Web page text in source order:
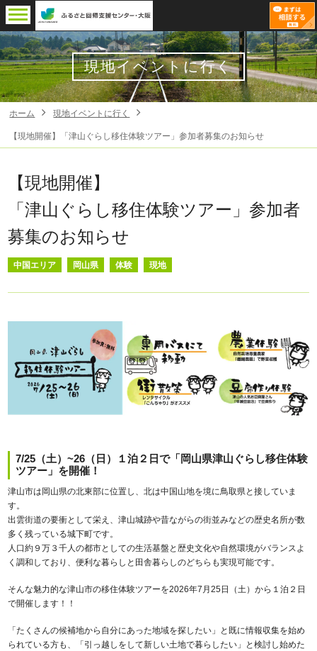
現地イベントに行く
ホーム 現地イベントに行く
【現地開催】「津山ぐらし移住体験ツアー」参加者募集のお知らせ
【現地開催】
「津山ぐらし移住体験ツアー」参加者
募集のお知らせ
中国エリア 岡山県 体験 現地
7/25（土）~26（日）１泊２日で「岡山県津山ぐらし移住体験
ツアー」を開催！
津山市は岡山県の北東部に位置し、北は中国山地を境に鳥取県と接していま
す。
出雲街道の要衝として栄え、津山城跡や昔ながらの街並みなどの歴史名所が数
多く残っている城下町です。
人口約９万３千人の都市としての生活基盤と歴史文化や自然環境がバランスよ
く調和しており、便利な暮らしと田舎暮らしのどちらも実現可能です。
そんな魅力的な津山市の移住体験ツアーを2026年7月25日（土）から１泊２日
で開催します！！
「たくさんの候補地から自分にあった地域を探したい」と既に情報収集を始め
られている方も、「引っ越しをして新しい土地で暮らしたい」と検討し始めた